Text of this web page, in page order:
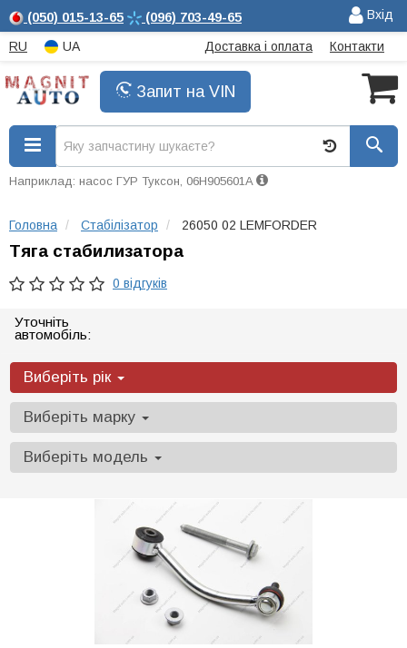
(050) 015-13-65 (096) 703-49-65 Вхід
RU UA Доставка і оплата Контакти
Запит на VIN
Наприклад: насос ГУР Туксон, 06H905601A
Головна Стабілізатор 26050 02 LEMFORDER
Тяга стабилизатора
0 відгуків
Уточніть
автомобіль:
Виберіть рік
Виберіть марку
Виберіть модель